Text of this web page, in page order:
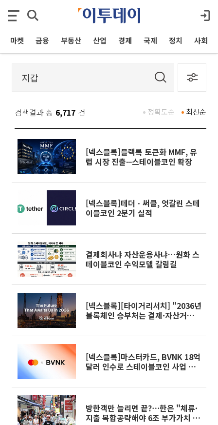
마켓 금융 부동산 산업 경제 국제 정치 사회
검색결과 총 6,717 건 최신순
정확도순
[넥스블록]블랙록 토큰화 MMF, 유
럽 시장 진출∙∙∙스테이블코인 확장
[넥스블록]테더ㆍ써클, 엇갈린 스테
이블코인 2분기 실적
결제회사냐 자산운용사냐…원화 스
테이블코인 수익모델 갈림길
[넥스블록][타이거리서치] "2036년
블록체인 승부처는 결제·자산거래·
[넥스블록]마스터카드, BVNK 18억
달러 인수로 스테이블코인 사업 본
방한객만 늘리면 끝?⋯한은 "체류·
지출 복합공략해야 6조 부가가치 창